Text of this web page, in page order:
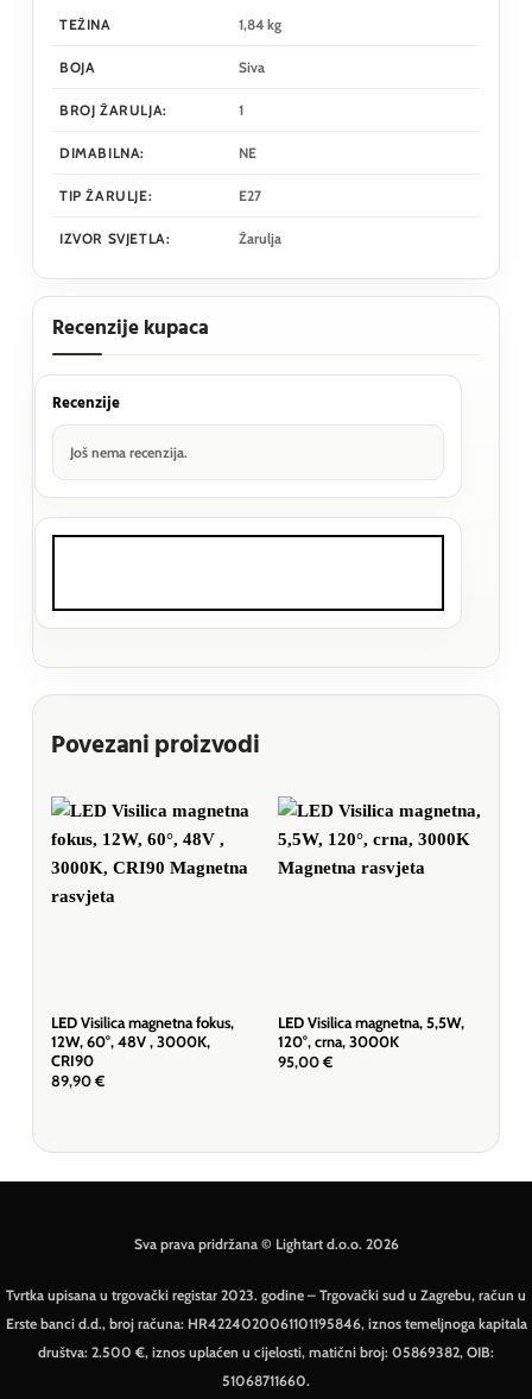
TEŽINA 1,84 kg
BOJA Siva
BROJ ŽARULJA: 1
DIMABILNA: NE
TIP ŽARULJE: E27
IZVOR SVJETLA: Žarulja
Recenzije kupaca
Recenzije
Još nema recenzija.
Povezani proizvodi
LED Visilica magnetna fokus,
12W, 60°, 48V , 3000K,
CRI90
89,90 €
LED Visilica magnetna, 5,5W,
120°, crna, 3000K
95,00 €
Sva prava pridržana © Lightart d.o.o. 2026
Tvrtka upisana u trgovački registar 2023. godine – Trgovački sud u Zagrebu, račun u
Erste banci d.d., broj računa: HR4224020061101195846, iznos temeljnoga kapitala
društva: 2.500 €, iznos uplaćen u cijelosti, matični broj: 05869382, OIB:
51068711660.